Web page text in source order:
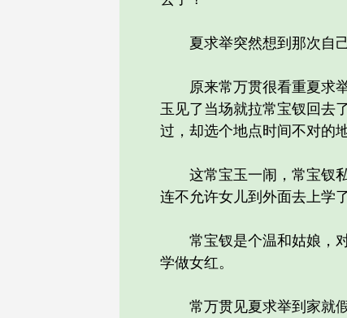
夏求举突然想到那次自己
原来常万贯很看重夏求举
玉见了当场就拉常宝钗回去
过，却选个地点时间不对的
这常宝玉一闹，常宝钗私
连不允许女儿到外面去上学
常宝钗是个温和姑娘，对
学做女红。
常万贯见夏求举到家就假